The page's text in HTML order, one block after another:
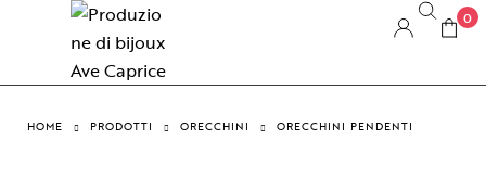
0
HOME PRODOTTI ORECCHINI ORECCHINI PENDENTI